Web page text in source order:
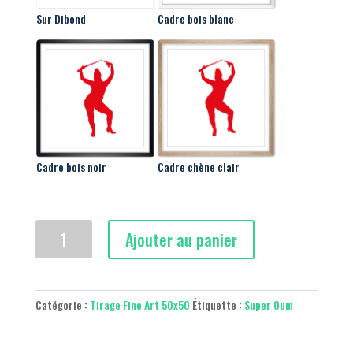
Sur Dibond Cadre bois blanc
Cadre bois noir Cadre chène clair
armée
Ajouter au panier
Catégorie : Tirage Fine Art 50x50 Étiquette : Super Oum